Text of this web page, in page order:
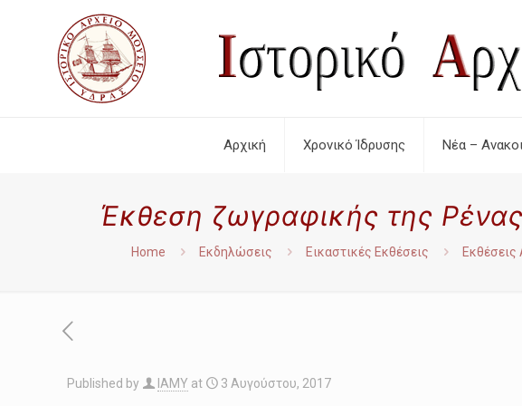
Αρχική Χρονικό Ίδρυσης Νέα –
Έκθεση ζωγραφικής της
Home Εκδηλώσεις Εικαστικές Εκθέσεις Εκθέσεις
Published by IAMY at 3 Αυγούστου, 2017